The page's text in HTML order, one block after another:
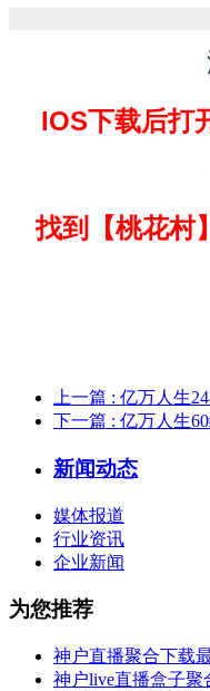
IOS下载后打
找到
【桃花
上一篇 : 亿万人生
下一篇 : 亿万人生
新闻动态
媒体报道
行业资讯
企业新闻
为您推荐
神户直播聚合下载
神户live直播盒子聚